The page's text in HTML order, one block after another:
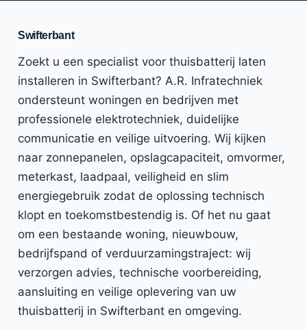
Swifterbant
Zoekt u een specialist voor thuisbatterij laten
installeren in Swifterbant? A.R. Infratechniek
ondersteunt woningen en bedrijven met
professionele elektrotechniek, duidelijke
communicatie en veilige uitvoering. Wij kijken
naar zonnepanelen, opslagcapaciteit, omvormer,
meterkast, laadpaal, veiligheid en slim
energiegebruik zodat de oplossing technisch
klopt en toekomstbestendig is. Of het nu gaat
om een bestaande woning, nieuwbouw,
bedrijfspand of verduurzamingstraject: wij
verzorgen advies, technische voorbereiding,
aansluiting en veilige oplevering van uw
thuisbatterij in Swifterbant en omgeving.